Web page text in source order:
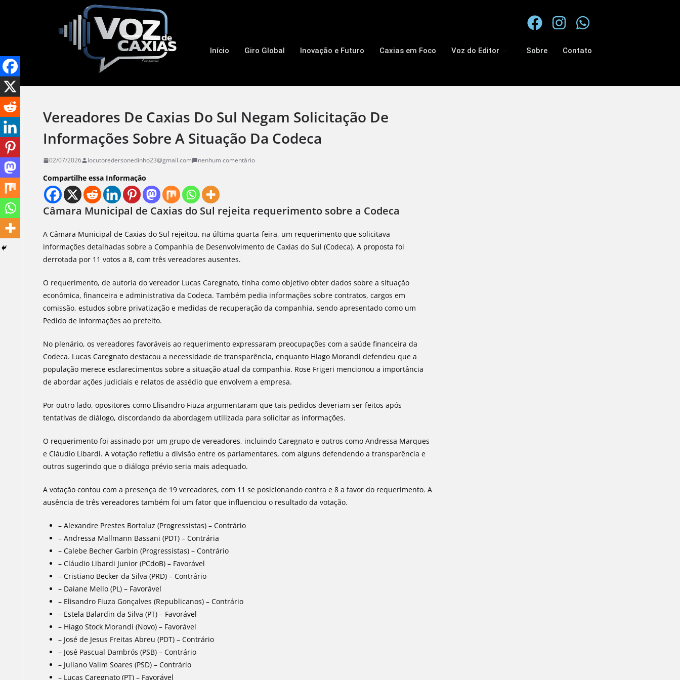
Início Giro Global Inovação e Futuro Caxias em Foco Voz do Editor Sobre Contato
Vereadores De Caxias Do Sul Negam Solicitação De
Informações Sobre A Situação Da Codeca
02/07/2026 locutoredersonedinho23@gmail.com nenhum comentário
Compartilhe essa Informação
Câmara Municipal de Caxias do Sul rejeita requerimento sobre a Codeca
A Câmara Municipal de Caxias do Sul rejeitou, na última quarta-feira, um requerimento que solicitava
informações detalhadas sobre a Companhia de Desenvolvimento de Caxias do Sul (Codeca). A proposta foi
derrotada por 11 votos a 8, com três vereadores ausentes.
O requerimento, de autoria do vereador Lucas Caregnato, tinha como objetivo obter dados sobre a situação
econômica, financeira e administrativa da Codeca. Também pedia informações sobre contratos, cargos em
comissão, estudos sobre privatização e medidas de recuperação da companhia, sendo apresentado como um
Pedido de Informações ao prefeito.
No plenário, os vereadores favoráveis ao requerimento expressaram preocupações com a saúde financeira da
Codeca. Lucas Caregnato destacou a necessidade de transparência, enquanto Hiago Morandi defendeu que a
população merece esclarecimentos sobre a situação atual da companhia. Rose Frigeri mencionou a importância
de abordar ações judiciais e relatos de assédio que envolvem a empresa.
Por outro lado, opositores como Elisandro Fiuza argumentaram que tais pedidos deveriam ser feitos após
tentativas de diálogo, discordando da abordagem utilizada para solicitar as informações.
O requerimento foi assinado por um grupo de vereadores, incluindo Caregnato e outros como Andressa Marques
e Cláudio Libardi. A votação refletiu a divisão entre os parlamentares, com alguns defendendo a transparência e
outros sugerindo que o diálogo prévio seria mais adequado.
A votação contou com a presença de 19 vereadores, com 11 se posicionando contra e 8 a favor do requerimento. A
ausência de três vereadores também foi um fator que influenciou o resultado da votação.
– Alexandre Prestes Bortoluz (Progressistas) – Contrário
– Andressa Mallmann Bassani (PDT) – Contrária
– Calebe Becher Garbin (Progressistas) – Contrário
– Cláudio Libardi Junior (PCdoB) – Favorável
– Cristiano Becker da Silva (PRD) – Contrário
– Daiane Mello (PL) – Favorável
– Elisandro Fiuza Gonçalves (Republicanos) – Contrário
– Estela Balardin da Silva (PT) – Favorável
– Hiago Stock Morandi (Novo) – Favorável
– José de Jesus Freitas Abreu (PDT) – Contrário
– José Pascual Dambrós (PSB) – Contrário
– Juliano Valim Soares (PSD) – Contrário
– Lucas Caregnato (PT) – Favorável